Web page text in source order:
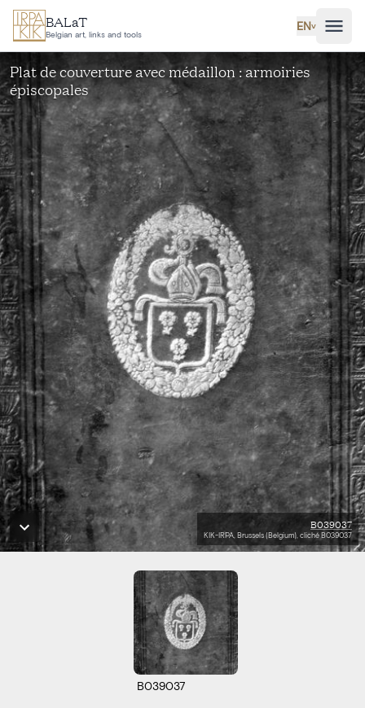
Skip to main content
BALaT
Belgian art, links and tools
EN˅
Plat de couverture avec médaillon : armoiries
épiscopales
B039037
KIK-IRPA, Brussels (Belgium), cliché B039037
B039037